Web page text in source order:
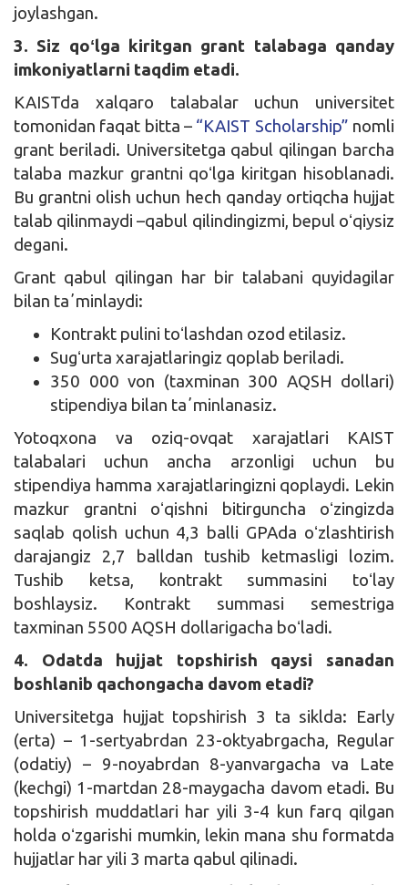
joylashgan.
3. Siz qoʻlga kiritgan grant talabaga qanday
imkoniyatlarni taqdim etadi.
KAISTda xalqaro talabalar uchun universitet
tomonidan faqat bitta – “KAIST Scholarship” nomli
grant beriladi. Universitetga qabul qilingan barcha
talaba mazkur grantni qoʻlga kiritgan hisoblanadi.
Bu grantni olish uchun hech qanday ortiqcha hujjat
talab qilinmaydi –qabul qilindingizmi, bepul oʻqiysiz
degani.
Grant qabul qilingan har bir talabani quyidagilar
bilan taʼminlaydi:
Kontrakt pulini toʻlashdan ozod etilasiz.
Sugʻurta xarajatlaringiz qoplab beriladi.
350 000 von (taxminan 300 AQSH dollari)
stipendiya bilan taʼminlanasiz.
Yotoqxona va oziq-ovqat xarajatlari KAIST
talabalari uchun ancha arzonligi uchun bu
stipendiya hamma xarajatlaringizni qoplaydi. Lekin
mazkur grantni oʻqishni bitirguncha oʻzingizda
saqlab qolish uchun 4,3 balli GPAda oʻzlashtirish
darajangiz 2,7 balldan tushib ketmasligi lozim.
Tushib ketsa, kontrakt summasini toʻlay
boshlaysiz. Kontrakt summasi semestriga
taxminan 5500 AQSH dollarigacha boʻladi.
4. Odatda hujjat topshirish qaysi sanadan
boshlanib qachongacha davom etadi?
Universitetga hujjat topshirish 3 ta siklda: Early
(erta) – 1-sertyabrdan 23-oktyabrgacha, Regular
(odatiy) – 9-noyabrdan 8-yanvargacha va Late
(kechgi) 1-martdan 28-maygacha davom etadi. Bu
topshirish muddatlari har yili 3-4 kun farq qilgan
holda oʻzgarishi mumkin, lekin mana shu formatda
hujjatlar har yili 3 marta qabul qilinadi.